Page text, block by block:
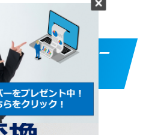
換するフレームワー